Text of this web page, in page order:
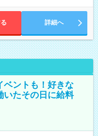
詳細へ
ベントも！好きな
たその日に給料